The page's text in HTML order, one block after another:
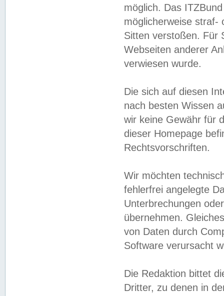
möglich. Das
möglicherweise straf-
Sitten verstoßen. Für
Webseiten anderer
verwiesen wurde.
Die sich auf diesen
nach besten Wissen
wir keine Gewähr für
dieser Homepage
Rechtsvorschriften.
Wir möchten
fehlerfrei angelegte
Unterbrechungen
übernehmen.
von Daten durch
Software verursacht
Die Redaktion bittet
Dritter, zu denen in